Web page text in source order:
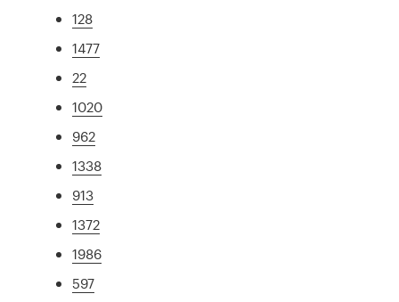
128
1477
22
1020
962
1338
913
1372
1986
597